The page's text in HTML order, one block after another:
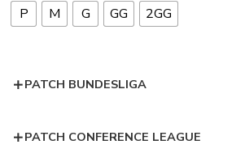
P M G GG 2GG
PATCH BUNDESLIGA
PATCH CONFERENCE LEAGUE